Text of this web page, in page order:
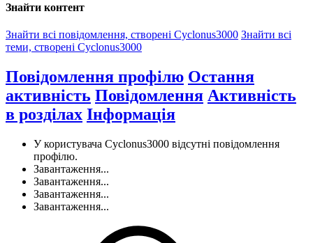
Знайти контент
Знайти всі повідомлення, створені Cyclonus3000 Знайти всі
теми, створені Cyclonus3000
Повідомлення профілю Остання
активність Повідомлення Активність
в розділах Інформація
У користувача Cyclonus3000 відсутні повідомлення
профілю.
Завантаження...
Завантаження...
Завантаження...
Завантаження...